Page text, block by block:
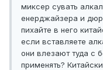
миксер сувать
енерджайзера и
пихайте в него
если вставляете
они влезают туда с
применять?